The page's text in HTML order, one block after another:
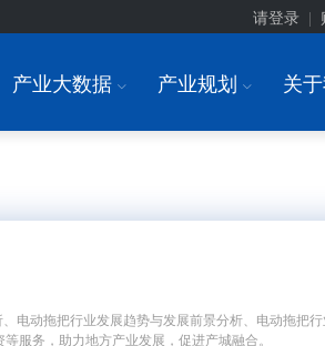
请登录
产业大数据 I 产业规划 I 关
电动拖把行业发展趋势与发展前景分析、电动拖把
服务，助力地方产业发展，促进产城融合。